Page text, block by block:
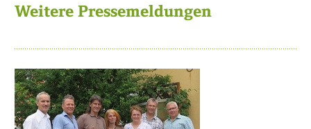
Weitere Pressemeldungen